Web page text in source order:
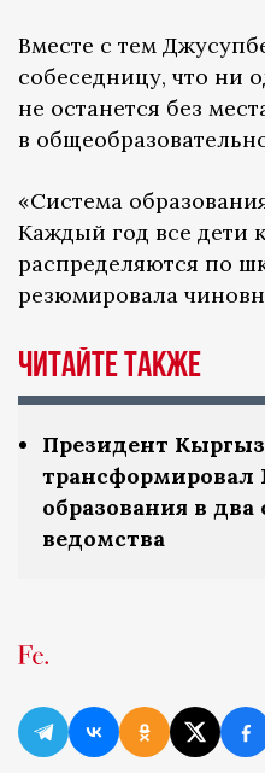
Вместе с тем
собеседницу, что ни
не останется без
в
«Система
Каждый год все дети
распределяются по
резюмировала
Читайте также
Президент
трансформировал
образования в
ведомства